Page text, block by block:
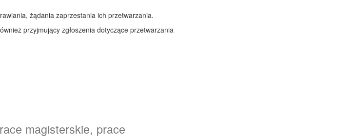
żądania zaprzestania ich przetwarzania.
przyjmujący zgłoszenia dotyczące przetwarzania
magisterskie, prace